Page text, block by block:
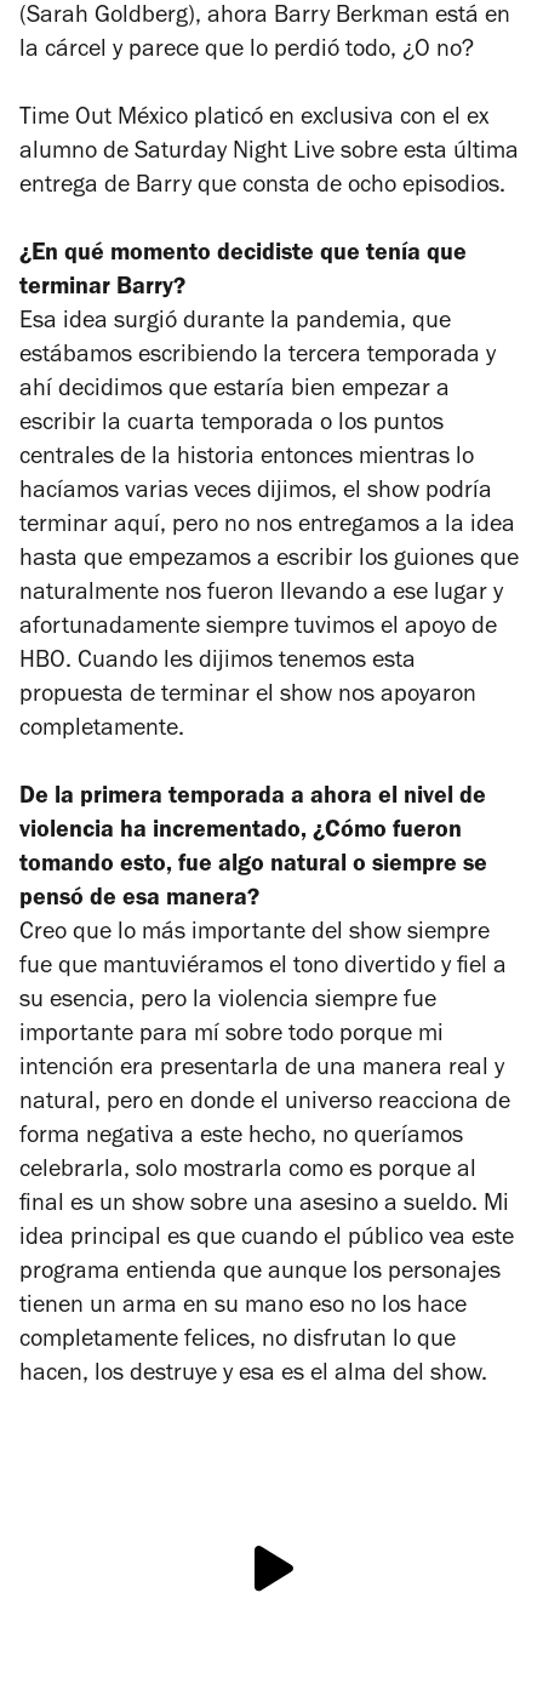
(Sarah Goldberg), ahora Barry Berkman está en
la cárcel y parece que lo perdió todo, ¿O no?
Time Out México platicó en exclusiva con el ex
alumno de Saturday Night Live sobre esta última
entrega de Barryque consta de ocho episodios.
¿En qué momento decidiste que tenía que
terminar Barry?
Esa idea surgió durante la pandemia, que
estábamos escribiendo la tercera temporada y
ahí decidimos que estaría bien empezar a
escribir la cuarta temporada o los puntos
centrales de la historia entonces mientras lo
hacíamos varias veces dijimos, el show podría
terminar aquí, pero no nos entregamos a la idea
hasta que empezamos a escribir los guiones que
naturalmente nos fueron llevando a ese lugar y
afortunadamente siempre tuvimos el apoyo de
HBO. Cuando les dijimos tenemos esta
propuesta de terminar el show nos apoyaron
completamente.
De la primera temporada a ahora el nivel de
violencia ha incrementado, ¿Cómo fueron
tomando esto, fue algo natural o siempre se
pensó de esa manera?
Creo que lo más importante del show siempre
fue que mantuviéramos el tono divertido y fiel a
su esencia, pero la violencia siempre fue
importante para mí sobre todo porque mi
intención era presentarla de una manera real y
natural, pero en donde el universo reacciona de
forma negativa a este hecho, no queríamos
celebrarla, solo mostrarla como es porque al
final es un show sobre una asesino a sueldo. Mi
idea principal es que cuando el público vea este
programa entienda que aunque los personajes
tienen un arma en su mano eso no los hace
completamente felices, no disfrutan lo que
hacen, los destruye y esa es el alma del show.